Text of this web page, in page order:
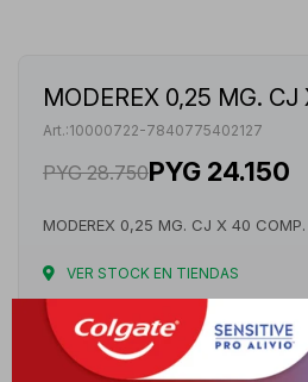
MODEREX 0,25 MG. CJ
10000722-7840775402127
PYG 28.750PYG 24.150
MODEREX 0,25 MG. CJ X 40 COMP.
VER STOCK EN TIENDAS
Envíos